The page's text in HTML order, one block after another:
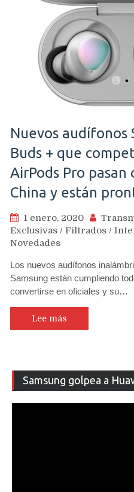
Nuevos audífonos
Buds + que
AirPods Pro
China y están
1 enero, 2020
Exclusivas / Filtrados /
Novedades
Los nuevos audífonos
Samsung están cumpliendo
convertirse en oficiales y su…
Lee más
Samsung golpea a